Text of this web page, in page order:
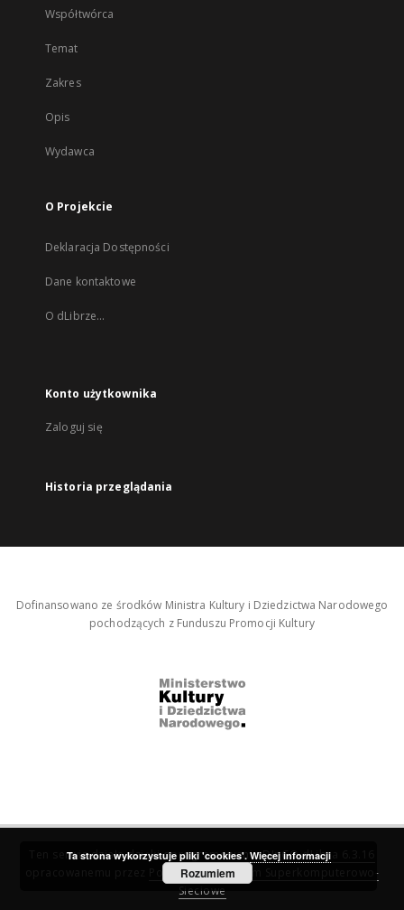
Współtwórca
Temat
Zakres
Opis
Wydawca
O Projekcie
Deklaracja Dostępności
Dane kontaktowe
O dLibrze...
Konto użytkownika
Zaloguj się
Historia przeglądania
Dofinansowano ze środków Ministra Kultury i Dziedzictwa Narodowego
pochodzących z Funduszu Promocji Kultury
Ten serwis działa dzięki oprogramowaniuDInGO dLibra 6.3.16
Poznańskie Centrum Superkomputerowo-
Sieciowe
Ta strona wykorzystuje pliki 'cookies'. Więcej informacji
Rozumiem